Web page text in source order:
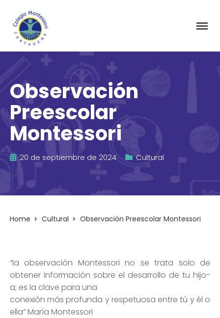
Observación
Preescolar
Montessori
20 de septiembre de 2024 Cultural
Home Cultural Observación Preescolar Montessori
“la observación Montessori no se trata solo de
obtener información sobre el desarrollo de tu hijo-
a; es la clave para una
conexión más profunda y respetuosa entre tú y él o
ella” María Montessori